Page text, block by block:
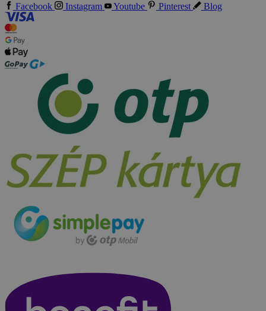
Facebook Instagram Youtube Pinterest Blog